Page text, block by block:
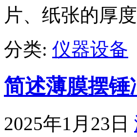
片、纸张的厚度
分类: 仪器设备
简述薄膜摆锤
2025年1月23日